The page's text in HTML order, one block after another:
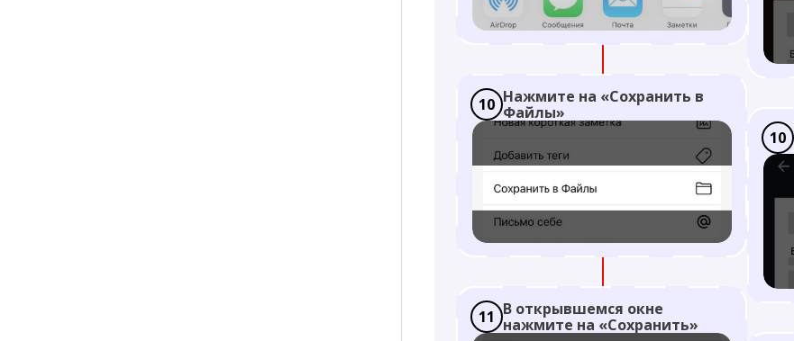
10 Нажмите на «Сохранить в
Файлы»
11 В открывшемся окне
нажмите на «Сохранить»
10